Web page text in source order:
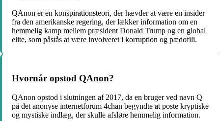
QAnon er en konspirationsteori, der hævder at være en insider
fra den amerikanske regering, der lækker information om en
hemmelig kamp mellem præsident Donald Trump og en global
elite, som påstås at være involveret i korruption og pædofili.
Hvornår opstod QAnon?
QAnon opstod i slutningen af 2017, da en bruger ved navn Q
på det anonyse internetforum 4chan begyndte at poste kryptiske
og mystiske indlæg, der skulle afsløre hemmelig information.